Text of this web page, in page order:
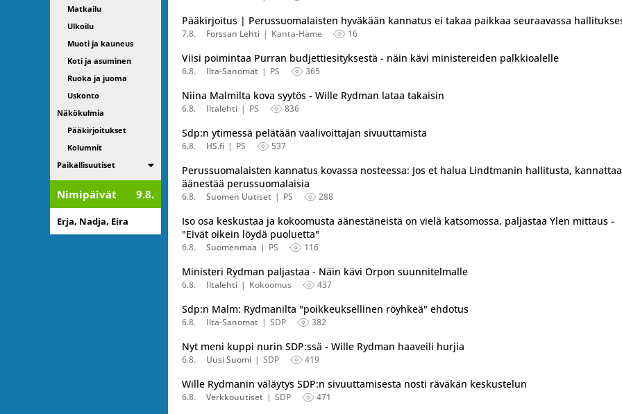
Matkailu
Ulkoilu
Muoti ja kauneus
Koti ja asuminen
Ruoka ja juoma
Uskonto
Näkökulmia
Pääkirjoitukset
Kolumnit
Paikallisuutiset
Listaa alakategoriat
Nimipäivät 9.8.
Erja, Nadja, Eira
Pääkirjoitus | Perussuomalaisten hyväkään kannatus ei takaa paikkaa seuraavassa
7.8. Forssan Lehti Kanta-Häme 16
Viisi poimintaa Purran budjettiesityksestä - näin kävi ministereiden palkkioalelle
6.8. Ilta-Sanomat PS 365
Niina Malmilta kova syytös - Wille Rydman lataa takaisin
6.8. Iltalehti PS 836
Sdp:n ytimessä pelätään vaalivoittajan sivuuttamista
6.8. HS.fi PS 537
Perussuomalaisten kannatus kovassa nosteessa: Jos et halua Lindtmanin hallitusta, kannattaa
äänestää perussuomalaisia
6.8. Suomen Uutiset PS 288
Iso osa keskustaa ja kokoomusta äänestäneistä on vielä katsomossa, paljastaa Ylen mittaus -
"Eivät oikein löydä puoluetta"
6.8. Suomenmaa PS 116
Ministeri Rydman paljastaa - Näin kävi Orpon suunnitelmalle
6.8. Iltalehti Kokoomus 437
Sdp:n Malm: Rydmanilta "poikkeuksellinen röyhkeä" ehdotus
6.8. Ilta-Sanomat SDP 382
Nyt meni kuppi nurin SDP:ssä - Wille Rydman haaveili hurjia
6.8. Uusi Suomi SDP 419
Wille Rydmanin väläytys SDP:n sivuuttamisesta nosti räväkän keskustelun
6.8. Verkkouutiset SDP 471